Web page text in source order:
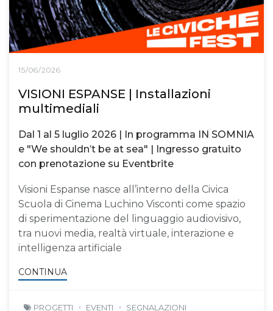
15/06/2026
VISIONI ESPANSE | Installazioni
multimediali
Dal 1 al 5 luglio 2026 | In programma IN SOMNIA
e "We shouldn’t be at sea" | Ingresso gratuito
con prenotazione su Eventbrite
Visioni Espanse nasce all’interno della Civica
Scuola di Cinema Luchino Visconti come spazio
di sperimentazione del linguaggio audiovisivo,
tra nuovi media, realtà virtuale, interazione e
intelligenza artificiale
CONTINUA
PROGETTI EVENTI SEGNALAZIONI